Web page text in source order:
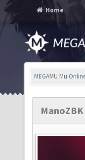
Home
MEGAMU Mu
ManoZBK